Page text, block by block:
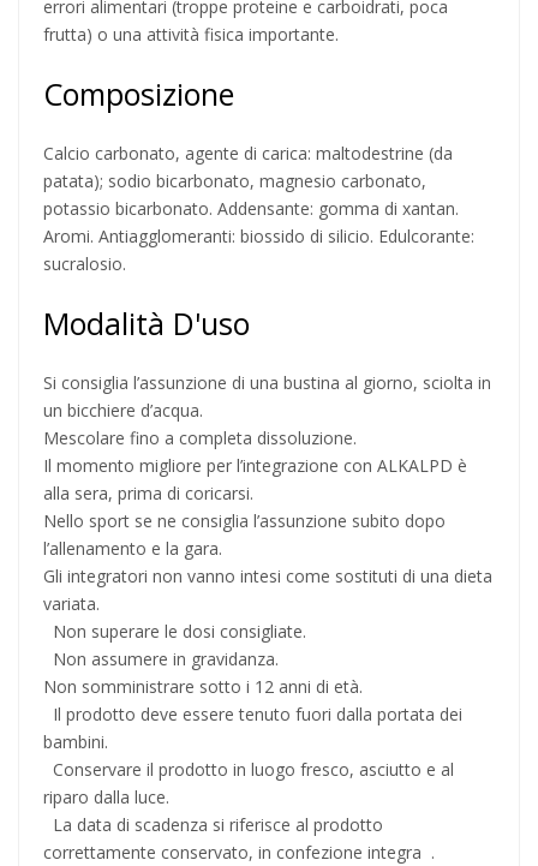
errori alimentari (troppe proteine e carboidrati, poca
frutta) o una attività fisica importante.
Composizione
Calcio carbonato, agente di carica: maltodestrine (da
patata); sodio bicarbonato, magnesio carbonato,
potassio bicarbonato. Addensante: gomma di xantan.
Aromi. Antiagglomeranti: biossido di silicio. Edulcorante:
sucralosio.
Modalità D'uso
Si consiglia l’assunzione di una bustina al giorno, sciolta in
un bicchiere d’acqua.
Mescolare fino a completa dissoluzione.
Il momento migliore per l’integrazione con ALKALPD è
alla sera, prima di coricarsi.
Nello sport se ne consiglia l’assunzione subito dopo
l’allenamento e la gara.
Gli integratori non vanno intesi come sostituti di una dieta
variata.
Non superare le dosi consigliate.
Non assumere in gravidanza.
Non somministrare sotto i 12 anni di età.
Il prodotto deve essere tenuto fuori dalla portata dei
bambini.
Conservare il prodotto in luogo fresco, asciutto e al
riparo dalla luce.
La data di scadenza si riferisce al prodotto
correttamente conservato, in confezione integra .